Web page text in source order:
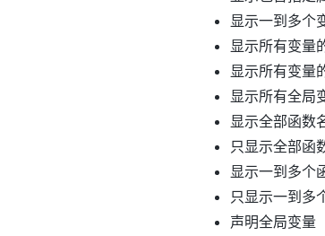
显示一到多个
显示所有变量
显示所有变量
显示所有全局
显示全部函数
只显示全部函
显示一到多个
只显示一到多
声明全局变量